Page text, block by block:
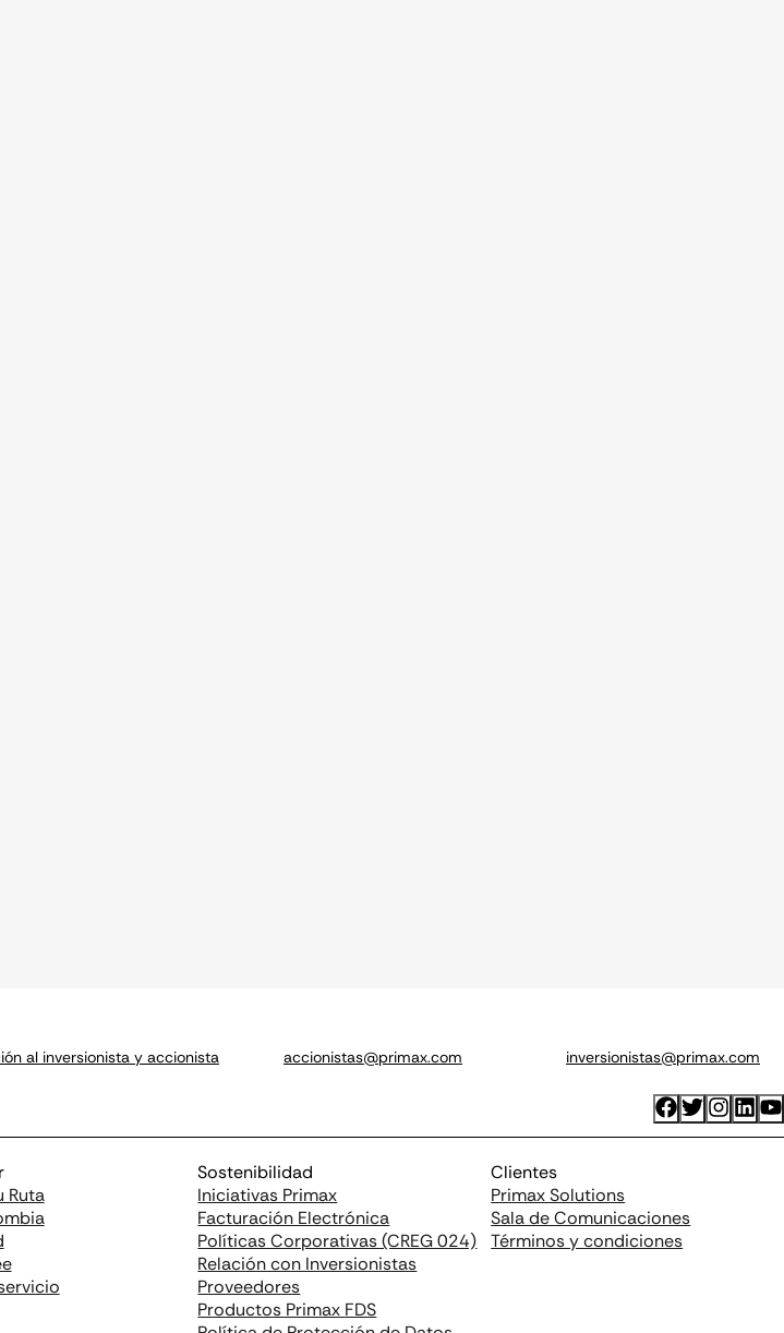
al inversionista y accionista accionistas@primax.com inversionistas@primax.com
Ruta
Sostenibilidad
Iniciativas Primax
Facturación Electrónica
Políticas Corporativas (CREG 024)
Relación con Inversionistas
Proveedores
Productos Primax FDS
Clientes
Primax Solutions
Sala de Comunicaciones
Términos y condiciones